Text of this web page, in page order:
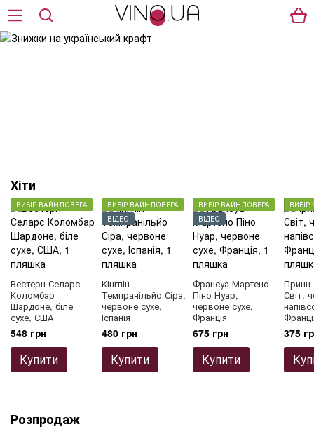
Хіти
ВИБІР ВАЙНЛОВЕРА
Вестерн Селарс
Коломбар
Шардоне, біле
сухе, США
548 грн
Купити
ВИБІР ВАЙНЛОВЕРА
ВІДЕО
Кінгпін
Темпранільйо Сіра,
червоне сухе,
Іспанія
480 грн
Купити
ВИБІР ВАЙНЛОВЕРА
ВІДЕО
Франсуа Мартено
Піно Нуар,
червоне сухе,
Франція
675 грн
Купити
Принц
Світ,
375
Розпродаж